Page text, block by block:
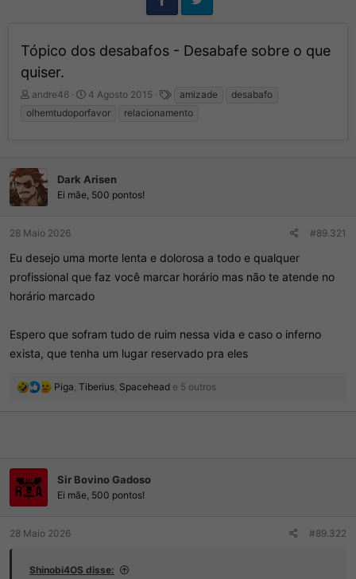
Tópico dos desabafos - Desabafe sobre o que
quiser.
I
n
d
o
r
o
ó
p
i
andre46
D
a
I
n
4 Agosto 2015 amizade
desabafo
olhemtudoporfavor
relacionamento
Dark Arisen
Ei mãe, 500 pontos!
28 Maio 2026 #89.321
Eu desejo uma morte lenta e dolorosa a todo e qualquer
profissional que faz você marcar horário mas não te atende no
horário marcado
Espero que sofram tudo de ruim nessa vida e caso o inferno
exista, que tenha um lugar reservado pra eles
R
Piga, Tiberius, Spacehead e 5 outros
Sir Bovino Gadoso
Ei mãe, 500 pontos!
28 Maio 2026 #89.322
Shinobi4OS disse: